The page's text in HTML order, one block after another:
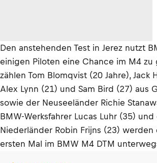
Den anstehenden Test in Jerez nutzt
einigen Piloten eine Chance im M4 zu
zählen Tom Blomqvist (20 Jahre), Jack
Alex Lynn (21) und Sam Bird (27) aus
sowie der Neuseeländer Richie
BMW-Werksfahrer Lucas Luhr (35) und
Niederländer Robin Frijns (23) werden
ersten Mal im BMW M4 DTM